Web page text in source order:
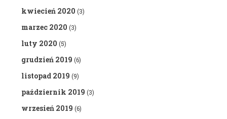
kwiecień 2020 (3)
marzec 2020 (3)
luty 2020 (5)
grudzień 2019 (6)
listopad 2019 (9)
październik 2019 (3)
wrzesień 2019 (6)